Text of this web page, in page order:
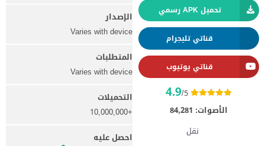
تحميل APK رسمي
قناتي تليجرام
قناتي يوتيوب
4.9/5
الأصوات: 84,281
نقل
الإصدار
Varies with device
المتطلبات
Varies with device
التحميلات
+10,000,000
احصل عليه